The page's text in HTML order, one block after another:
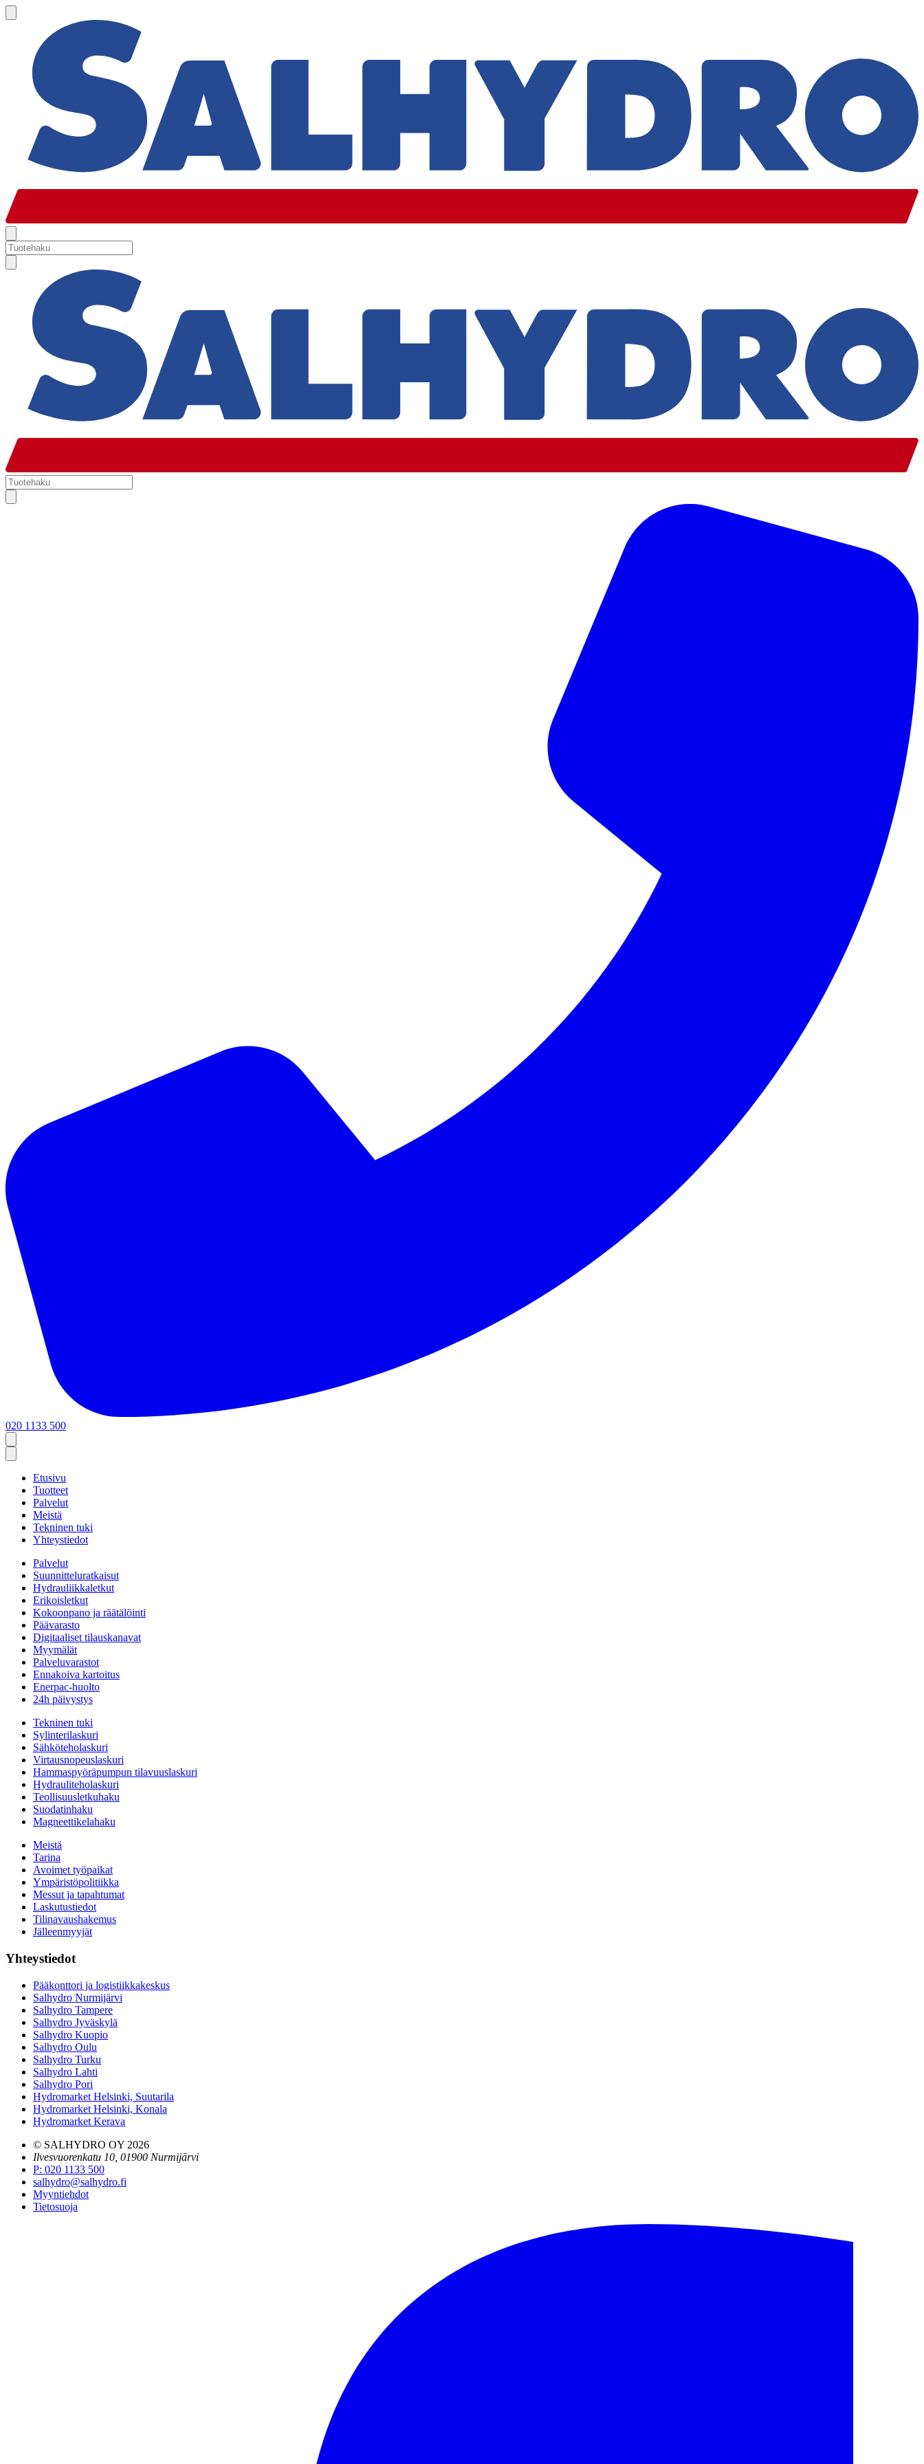
020 1133 500
Etusivu
Tuotteet
Palvelut
Meistä
Tekninen tuki
Yhteystiedot
Palvelut
Suunnitteluratkaisut
Hydrauliikkaletkut
Erikoisletkut
Kokoonpano ja räätälöinti
Päävarasto
Digitaaliset tilauskanavat
Myymälät
Palveluvarastot
Ennakoiva kartoitus
Enerpac-huolto
24h päivystys
Tekninen tuki
Sylinterilaskuri
Sähköteholaskuri
Virtausnopeuslaskuri
Hammaspyöräpumpun tilavuuslaskuri
Hydrauliteholaskuri
Teollisuusletkuhaku
Suodatinhaku
Magneettikelahaku
Meistä
Tarina
Avoimet työpaikat
Ympäristöpolitiikka
Messut ja tapahtumat
Laskutustiedot
Tilinavaushakemus
Jälleenmyyjät
Yhteystiedot
Pääkonttori ja logistiikkakeskus
Salhydro Nurmijärvi
Salhydro Tampere
Salhydro Jyväskylä
Salhydro Kuopio
Salhydro Oulu
Salhydro Turku
Salhydro Lahti
Salhydro Pori
Hydromarket Helsinki, Suutarila
Hydromarket Helsinki, Konala
Hydromarket Kerava
© SALHYDRO OY 2026
Ilvesvuorenkatu 10, 01900 Nurmijärvi
P: 020 1133 500
salhydro@salhydro.fi
Myyntiehdot
Tietosuoja